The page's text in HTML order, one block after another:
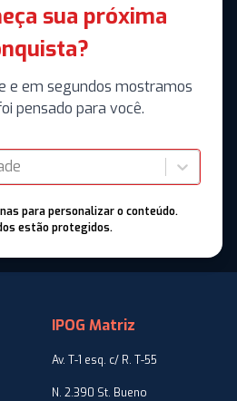
sua próxima
e em segundos mostramos
pensado para você.
para personalizar o conteúdo.
estão protegidos.
IPOG Matriz
Av. T-1 esq. c/ R. T-55
N. 2.390 St. Bueno